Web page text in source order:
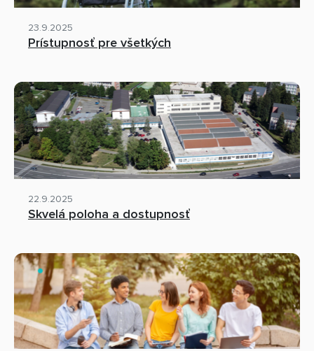
23.9.2025
Prístupnosť pre všetkých
22.9.2025
Skvelá poloha a dostupnosť